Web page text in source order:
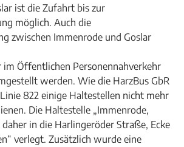
ist die Zufahrt bis zur
möglich. Auch die
zwischen Immenrode und Goslar
im Öffentlichen Personennahverkehr
werden. Wie die HarzBus GbR
822 einige Haltestellen nicht mehr
Die Haltestelle „Immenrode,
in die Harlingeröder Straße, Ecke
verlegt. Zusätzlich wurde eine